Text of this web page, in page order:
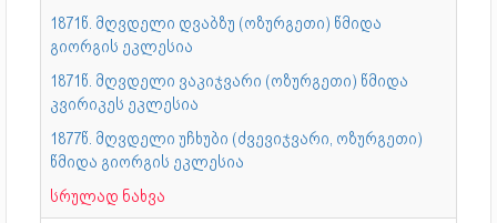
1871წ. მღვდელი დვაბზუ (ოზურგეთი) წმიდა
გიორგის ეკლესია
1871წ. მღვდელი ვაკიჯვარი (ოზურგეთი) წმიდა
კვირიკეს ეკლესია
1877წ. მღვდელი უჩხუბი (ძვევიჯვარი, ოზურგეთი)
წმიდა გიორგის ეკლესია
სრულად ნახვა